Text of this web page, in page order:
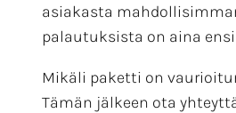
asiakasta
palautuksista on aina
Mikäli paketti on
Tämän jälkeen ota